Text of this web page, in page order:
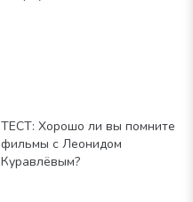
ТЕСТ: Хорошо ли вы помните
фильмы с Леонидом
Куравлёвым?